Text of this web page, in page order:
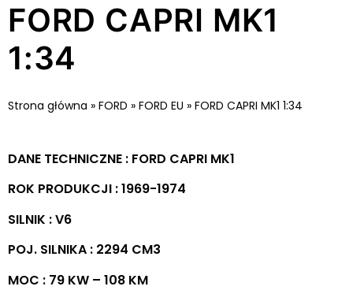
FORD CAPRI MK1
1:34
Strona główna » FORD » FORD EU » FORD CAPRI MK1 1:34
DANE TECHNICZNE : FORD CAPRI MK1
ROK PRODUKCJI : 1969-1974
SILNIK : V6
POJ. SILNIKA : 2294 CM3
MOC : 79 KW – 108 KM